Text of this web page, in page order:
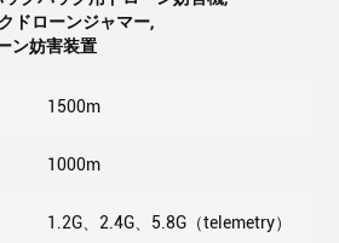
ドローンジャマー,
ン妨害装置
1500m
1000m
1.2G、2.4G、5.8G（telemetry）